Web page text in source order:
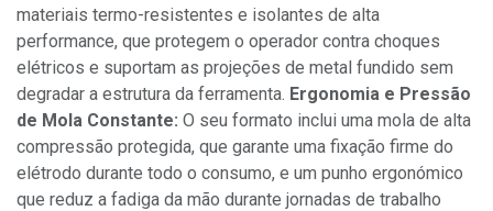
materiais termo-resistentes e isolantes de alta
performance, que protegem o operador contra choques
elétricos e suportam as projeções de metal fundido sem
degradar a estrutura da ferramenta. Ergonomia e Pressão
de Mola Constante: O seu formato inclui uma mola de alta
compressão protegida, que garante uma fixação firme do
elétrodo durante todo o consumo, e um punho ergonómico
que reduz a fadiga da mão durante jornadas de trabalho